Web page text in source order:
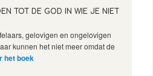
TOT DE GOD IN WIE JE NIET
gelovigen en ongelovigen
kunnen het niet meer omdat de
het boek